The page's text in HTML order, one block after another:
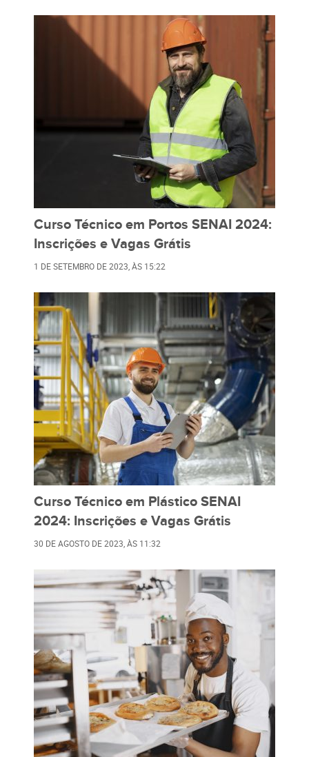
Curso Técnico em Portos SENAI 2024:
Inscrições e Vagas Grátis
1 DE SETEMBRO DE 2023 , ÀS 15:22
Curso Técnico em Plástico SENAI
2024: Inscrições e Vagas Grátis
30 DE AGOSTO DE 2023 , ÀS 11:32